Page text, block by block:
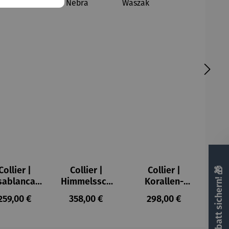
|
–
Petra
Preis:
€
Collier |
Himmelssch
eibe von
Nebra
Regulärer Preis:
358,00 €
Collier |
Korallen-
Pektoral –
Petra Waszak
Regulärer Preis:
298,00 € 🎁 Rabatt sichern! 🎁